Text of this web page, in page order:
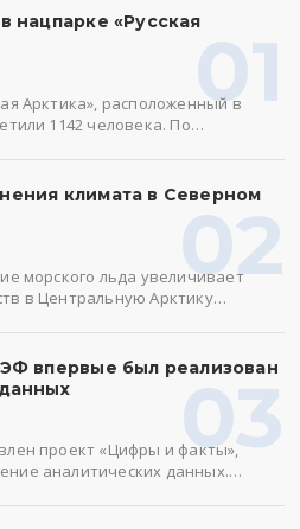
01
нацпарке «Русская
Арктика», расположенный в
1142 человека. По…
02
климата в Северном
морского льда увеличивает
в Центральную Арктику…
03
впервые был реализован
проект «Цифры и факты»,
аналитических данных.…